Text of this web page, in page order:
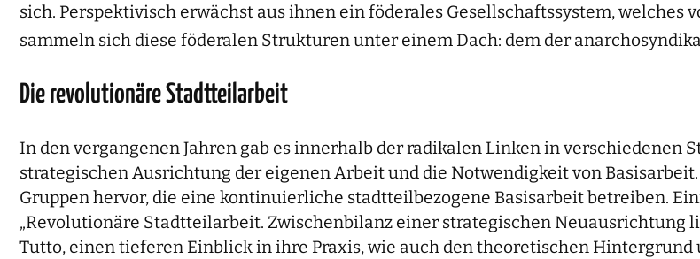
sich. Perspektivisch erwächst aus ihnen ein föderales Gesellschaftssystem,
sammeln sich diese föderalen Strukturen unter einem Dach: dem der
Die revolutionäre Stadtteilarbeit
In den vergangenen Jahren gab es innerhalb der radikalen Linken in verschiedenen
strategischen Ausrichtung der eigenen Arbeit und die Notwendigkeit von
Gruppen hervor, die eine kontinuierliche stadtteilbezogene Basisarbeit betreiben.
„Revolutionäre Stadtteilarbeit. Zwischenbilanz einer strategischen Neuausrichtung
Tutto, einen tieferen Einblick in ihre Praxis, wie auch den theoretischen Hintergrund